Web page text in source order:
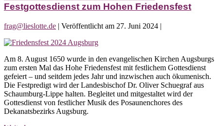
Friedenstafel
im
Festgottesdienst zum Hohen Friedensfest
frag@lieslotte.de | Veröffentlicht am 27. Juni 2024 |
Friedensfest
Ökumenischer
Festgottesdienst
zum
Hohen
Friedensfest
Am 8. August 1650 wurde in den evangelischen Kirchen Augsburgs
zum ersten Mal das Hohe Friedensfest mit festlichem Gottesdienst
gefeiert – und seitdem jedes Jahr und inzwischen auch ökumenisch.
Die Festpredigt wird der Landesbischof Dr. Oliver Schuegraf aus
Schaumburg-Lippe halten. Begleitet und mitgestaltet wird der
Gottesdienst von festlicher Musik des Posaunenchores des
Dekanatsbezirks Augsburg.